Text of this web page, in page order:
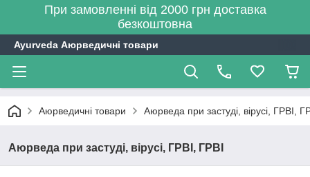
При замовленні від 2000 грн доставка
безкоштовна
Ayurveda Аюрведичні товари
Аюрведичні товари Аюрведа при застуді, вірусі, ГРВІ,
Аюрведа при застуді, вірусі, ГРВІ, ГРВІ